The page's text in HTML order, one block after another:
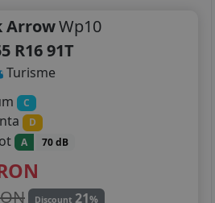
ArrowWp10
R16 91T
Turisme
C
D
A 70 dB
Discount 21%